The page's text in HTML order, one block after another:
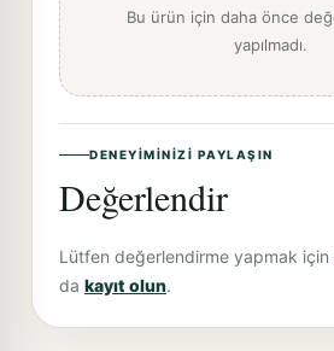
Bu ürün için daha önce
yapılmadı.
DENEYIMINIZI PAYLAŞIN
Değerlendir
Lütfen değerlendirme yapmak için
da kayıt olun.